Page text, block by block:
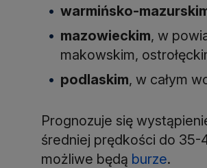
warmińsko-
mazowieckim, w
makowskim,
podlaskim, w całym
Prognozuje się
średniej prędkości do 35-
możliwe będą burze.